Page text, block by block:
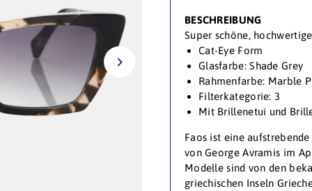
BESCHREIBUNG
Super schöne,
Cat-Eye Form
Glasfarbe: Shade Grey
Rahmenfarbe: Marble
Filterkategorie: 3
Mit Brillenetui und
Faos ist eine
von George Avramis im
Modelle sind von den
griechischen Inseln